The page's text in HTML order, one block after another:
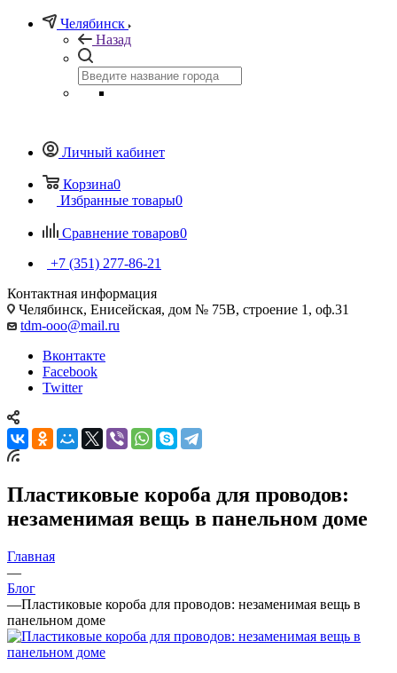
Челябинск
Назад
Личный кабинет
Корзина0
Избранные товары0
Сравнение товаров0
+7 (351) 277-86-21
Контактная информация
Челябинск, Енисейская, дом № 75В, строение 1, оф.31
tdm-ooo@mail.ru
Вконтакте
Facebook
Twitter
Пластиковые короба для проводов:
незаменимая вещь в панельном доме
Главная
—
Блог
—Пластиковые короба для проводов: незаменимая вещь в
панельном доме